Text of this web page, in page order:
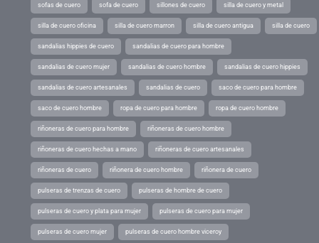
sofas de cuero sofa de cuero sillones de cuero silla de cuero y metal
silla de cuero oficina silla de cuero marron silla de cuero antigua silla de cuero
sandalias hippies de cuero sandalias de cuero para hombre
sandalias de cuero mujer sandalias de cuero hombre sandalias de cuero hippies
sandalias de cuero artesanales sandalias de cuero saco de cuero para hombre
saco de cuero hombre ropa de cuero para hombre ropa de cuero hombre
riñoneras de cuero para hombre riñoneras de cuero hombre
riñoneras de cuero hechas a mano riñoneras de cuero artesanales
riñoneras de cuero riñonera de cuero hombre riñonera de cuero
pulseras de trenzas de cuero pulseras de hombre de cuero
pulseras de cuero y plata para mujer pulseras de cuero para mujer
pulseras de cuero mujer pulseras de cuero hombre viceroy